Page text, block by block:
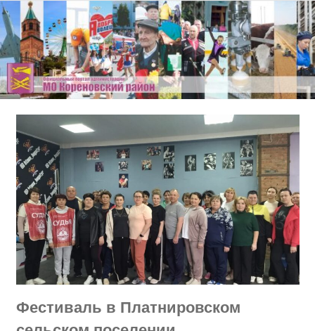
Перейти
к
содержимому
Фестиваль в Платнировском